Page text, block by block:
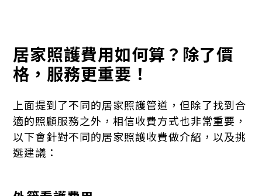
居家照護費用如何算？除了價
格，服務更重要！
上面提到了不同的居家照護管道，但除了找到合
適的照顧服務之外，相信收費方式也非常重要，
以下會針對不同的居家照護收費做介紹，以及挑
選建議：